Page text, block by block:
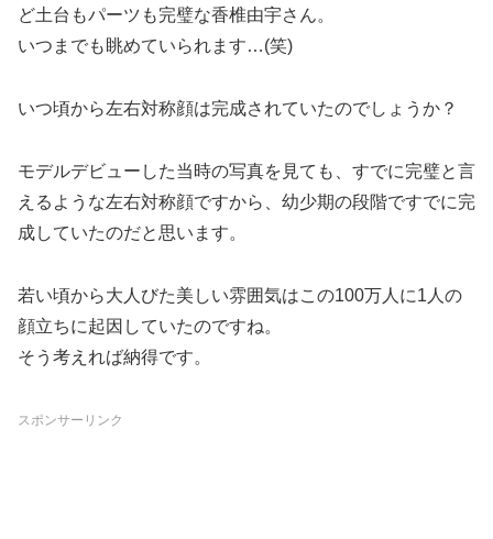
ど土台もパーツも完璧な香椎由宇さん。
いつまでも眺めていられます…(笑)
いつ頃から左右対称顔は完成されていたのでしょうか？
モデルデビューした当時の写真を見ても、すでに完璧と言
えるような左右対称顔ですから、幼少期の段階ですでに完
成していたのだと思います。
若い頃から大人びた美しい雰囲気はこの100万人に1人の
顔立ちに起因していたのですね。
そう考えれば納得です。
スポンサーリンク